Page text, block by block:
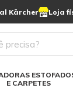
Kärcher Loja
E CARPETES
digitais